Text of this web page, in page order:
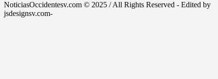
NoticiasOccidentesv.com © 2025 / All Rights Reserved - Edited by
jsdesignsv.com-